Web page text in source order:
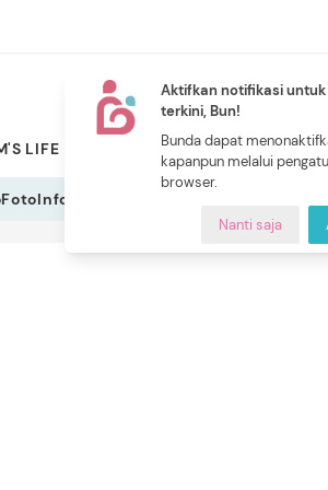
Aktifkan notifikasi
terkini, Bun!
Bunda dapat
kapanpun melalui
browser.
Nanti saja
LIFE PILIHAN BUNDA
NEW
CERITA
FotoInfografis